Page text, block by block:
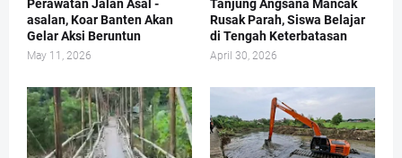
Perawatan Jalan Asal -
asalan, Koar Banten Akan
Gelar Aksi Beruntun
May 11, 2026
Tanjung Angsana Mancak
Rusak Parah, Siswa Belajar
di Tengah Keterbatasan
April 30, 2026